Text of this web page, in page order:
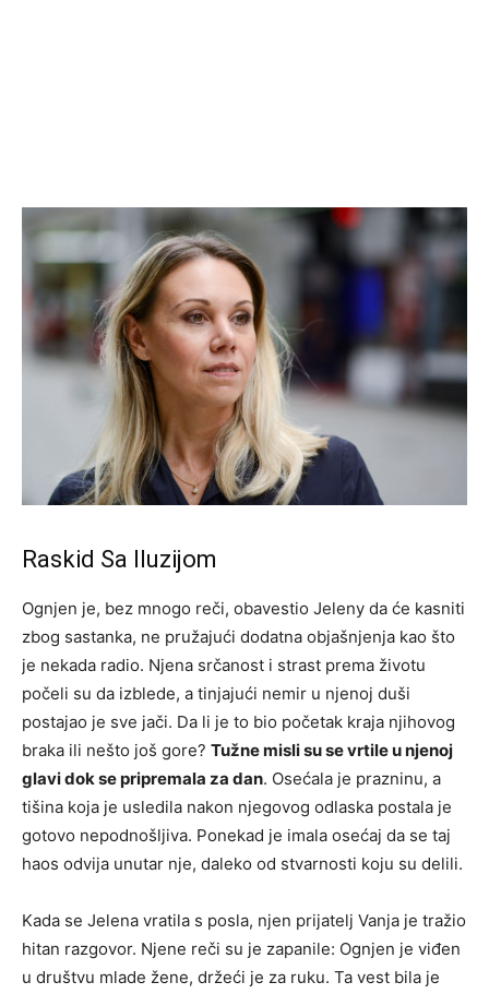
Raskid Sa Iluzijom
Ognjen je, bez mnogo reči, obavestio Jelenу da će kasniti
zbog sastanka, ne pružajući dodatna objašnjenja kao što
je nekada radio. Njena srčanost i strast prema životu
počeli su da izblede, a tinjajući nemir u njenoj duši
postajao je sve jači. Da li je to bio početak kraja njihovog
braka ili nešto još gore? Tužne misli su se vrtile u njenoj
glavi dok se pripremala za dan. Osećala je prazninu, a
tišina koja je usledila nakon njegovog odlaska postala je
gotovo nepodnošljiva. Ponekad je imala osećaj da se taj
haos odvija unutar nje, daleko od stvarnosti koju su delili.
Kada se Jelena vratila s posla, njen prijatelj Vanja je tražio
hitan razgovor. Njene reči su je zapanile: Ognjen je viđen
u društvu mlade žene, držeći je za ruku. Ta vest bila je